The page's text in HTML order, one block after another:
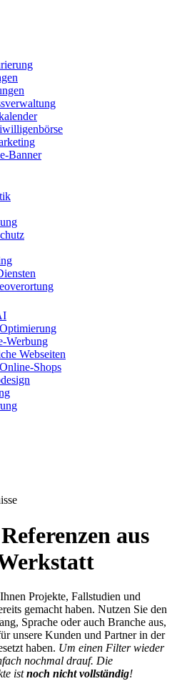
Banner
Werbung
Webseiten
Shops
aus
Projekte, Fallstudien und
gemacht haben. Nutzen Sie den
Sprache oder auch Branche aus,
unsere Kunden und Partner in der
haben. Um einen Filter wieder
nochmal drauf. Die
istnoch nicht vollständig!